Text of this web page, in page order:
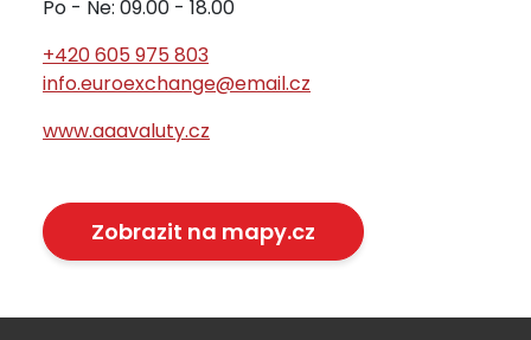
Po - Ne: 09.00 - 18.00
+420 605 975 803
info.euroexchange@email.cz
www.aaavaluty.cz
Zobrazit na mapy.cz